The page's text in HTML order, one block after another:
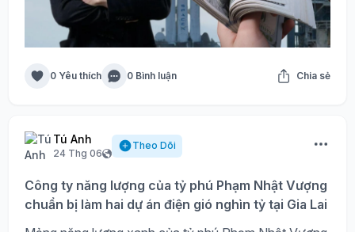
0 Yêu thích 0 Bình luận Chia sẻ
Tú Anh
24 Thg 06
Theo Dõi
Công ty năng lượng của tỷ phú Phạm Nhật Vượng
chuẩn bị làm hai dự án điện gió nghìn tỷ tại Gia Lai